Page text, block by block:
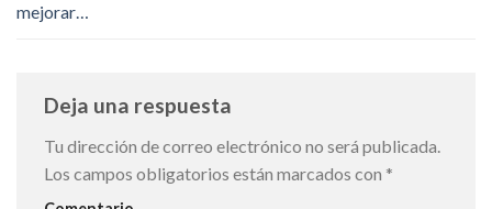
mejorar…
Deja una respuesta
Tu dirección de correo electrónico no será publicada.
Los campos obligatorios están marcados con *